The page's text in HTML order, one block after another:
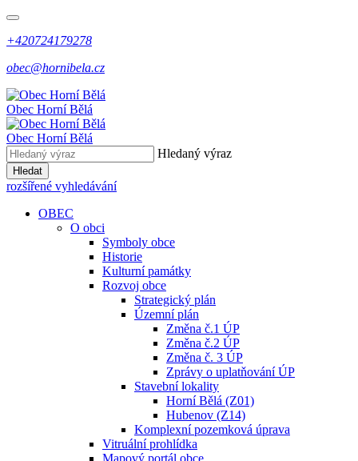
+420724179278
obec@hornibela.cz
Obec HorníBělá
Obec HorníBělá
Hledaný výraz
Hledat
rozšířené vyhledávání
OBEC
O obci
Symboly obce
Historie
Kulturní památky
Rozvoj obce
Strategický plán
Územní plán
Změna č.1 ÚP
Změna č.2 ÚP
Změna č. 3 ÚP
Zprávy o uplatňování ÚP
Stavební lokality
Horní Bělá (Z01)
Hubenov (Z14)
Komplexní pozemková úprava
Vitruální prohlídka
Mapový portál obce